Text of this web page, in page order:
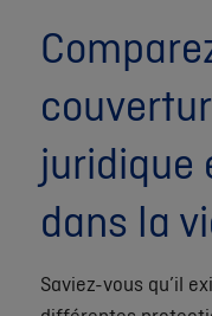
juridique
dans la
Saviez-vous qu’il